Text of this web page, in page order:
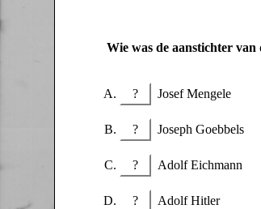
Wie was de aanstichter van
? Josef Mengele
? Joseph Goebbels
? Adolf Eichmann
? Adolf Hitler